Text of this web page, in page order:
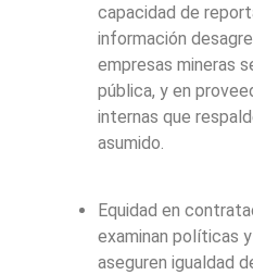
capacidad de
información
empresas mineras
pública, y en
internas que
asumido.
Equidad en
examinan políticas
aseguren igualdad